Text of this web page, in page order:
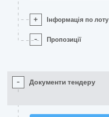
+ Інформація по лоту
- Пропозиції
- Документи тендеру